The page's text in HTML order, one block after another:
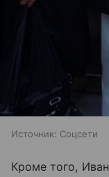
Источник: Соцсети
Кроме того, Иван